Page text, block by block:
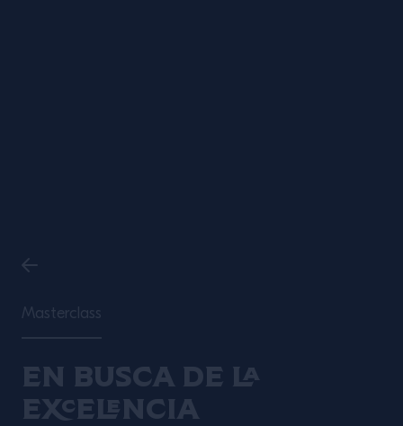
Masterclass
En busca de la
excelencia